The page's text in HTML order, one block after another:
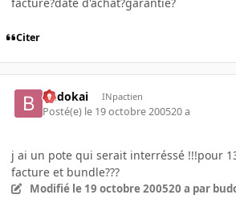
Citer
budokai INpactien
Posté(e) le 19 octobre 200520 a
j ai un pote qui serait interréssé !!!pour
facture et bundle???
Modifié le 19 octobre 200520 a par